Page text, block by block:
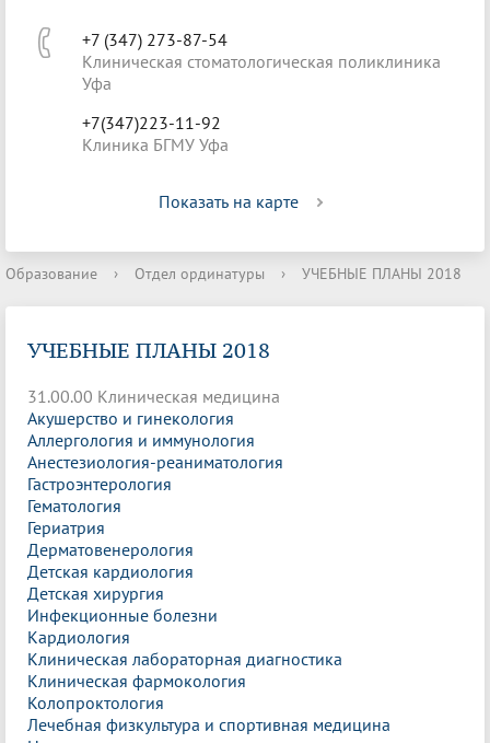
+7 (347) 273-87-54
Клиническая стоматологическая поликлиника
Уфа
+7(347)223-11-92
Клиника БГМУ Уфа
Показать на карте
Образование › Отдел ординатуры › УЧЕБНЫЕ ПЛАНЫ 2018
УЧЕБНЫЕ ПЛАНЫ 2018
31.00.00 Клиническая медицина
Акушерство и гинекология
Аллергология и иммунология
Анестезиология-реаниматология
Гастроэнтерология
Гематология
Гериатрия
Дерматовенерология
Детская кардиология
Детская хирургия
Инфекционные болезни
Кардиология
Клиническая лабораторная диагностика
Клиническая фармокология
Колопроктология
Лечебная физкультура и спортивная медицина